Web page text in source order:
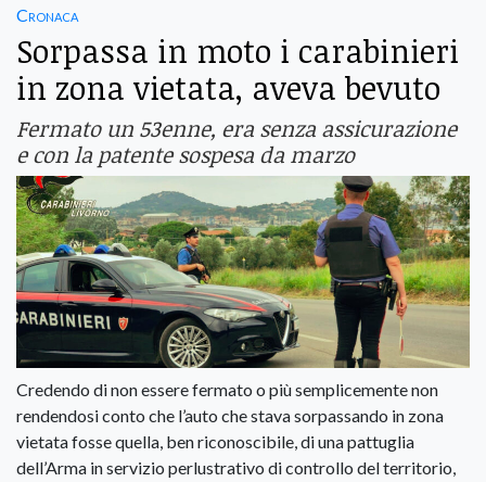
Cronaca
Sorpassa in moto i carabinieri
in zona vietata, aveva bevuto
Fermato un 53enne, era senza assicurazione
e con la patente sospesa da marzo
Credendo di non essere fermato o più semplicemente non
rendendosi conto che l’auto che stava sorpassando in zona
vietata fosse quella, ben riconoscibile, di una pattuglia
dell’Arma in servizio perlustrativo di controllo del territorio,